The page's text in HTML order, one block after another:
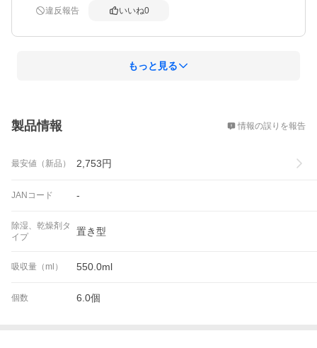
違反報告 いいね0
もっと見る
製品情報 情報の誤りを報告
最安値（新品） 2,753円
JANコード -
除湿、乾燥剤タ
イプ
置き型
吸収量（ml） 550.0ml
個数 6.0個